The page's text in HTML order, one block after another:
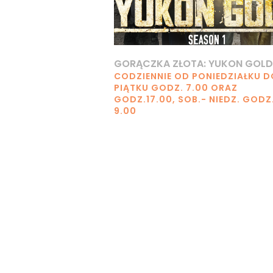
GORĄCZKA ZŁOTA: YUKON GOLD
CODZIENNIE OD PONIEDZIAŁKU
PIĄTKU GODZ. 7.00 ORAZ
GODZ.17.00, SOB.- NIEDZ. GODZ.
9.00